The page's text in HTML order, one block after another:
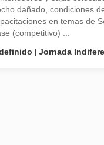
dañado, condiciones
en temas de
(competitivo) ...
Jornada
LIPTON, ETC)